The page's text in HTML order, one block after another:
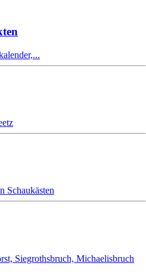
Schaukästen
Siegrothsbruch, Michaelisbruch